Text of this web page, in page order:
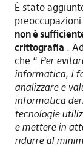
È stato
non è
crittografia .
che “ Per
informatica, i
analizzare e
informatica
tecnologie
e mettere in
ridurre al